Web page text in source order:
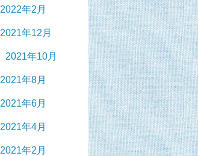
2022年2月
2021年12月
2021年10月
2021年8月
2021年6月
2021年4月
2021年2月